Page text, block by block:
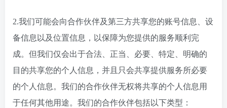
2.我们可能会向合作伙伴及第三方共享您的账号信息、设
备信息以及位置信息，以保障为您提供的服务顺利完
成。但我们仅会出于合法、正当、必要、特定、明确的
目的共享您的个人信息，并且只会共享提供服务所必要
的个人信息。我们的合作伙伴无权将共享的个人信息用
于任何其他用途。我们的合作伙伴包括以下类型：